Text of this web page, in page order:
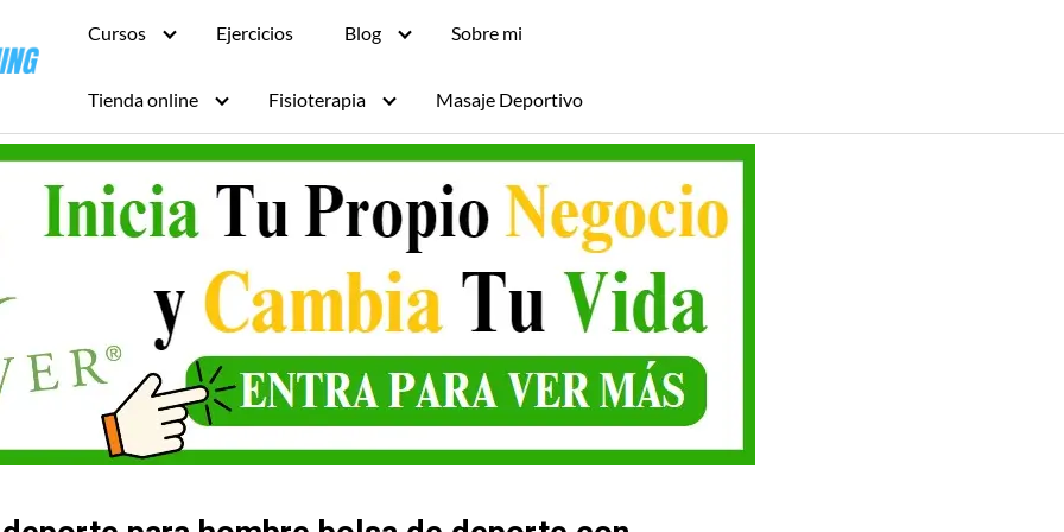
Cursos Ejercicios Blog Sobre mi
Tienda online Fisioterapia Masaje Deportivo